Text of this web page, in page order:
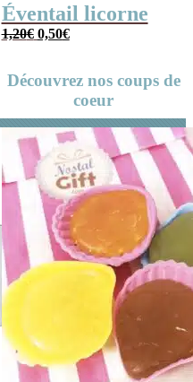
Éventail licorne
1,20€ Le
était :
0,50€Le
est :
0,50€.
Découvrez nos coups de
coeur